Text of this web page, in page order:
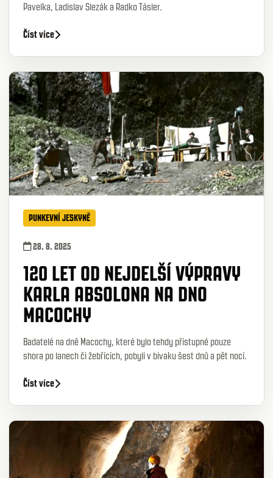
Pavelka, Ladislav Slezák a Radko Tásler.
Číst více
PUNKEVNÍ JESKYNĚ
28. 8. 2025
120 LET OD NEJDELŠÍ VÝPRAVY
KARLA ABSOLONA NA DNO
MACOCHY
Badatelé na dně Macochy, které bylo tehdy přístupné pouze
shora po lanech či žebřících, pobyli v bivaku šest dnů a pět nocí.
Číst více